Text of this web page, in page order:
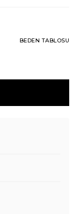
BEDEN TABLOSU